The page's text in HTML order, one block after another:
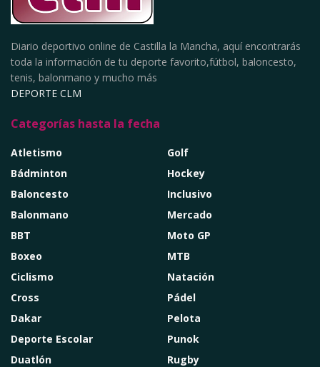
Diario deportivo online de Castilla la Mancha, aquí encontrarás
toda la información de tu deporte favorito,fútbol, baloncesto,
tenis, balonmano y mucho más
DEPORTE CLM
Categorías hasta la fecha
Atletismo
Bádminton
Baloncesto
Balonmano
BBT
Boxeo
Ciclismo
Cross
Dakar
Deporte Escolar
Duatlón
Golf
Hockey
Inclusivo
Mercado
Moto GP
MTB
Natación
Pádel
Pelota
Punok
Rugby